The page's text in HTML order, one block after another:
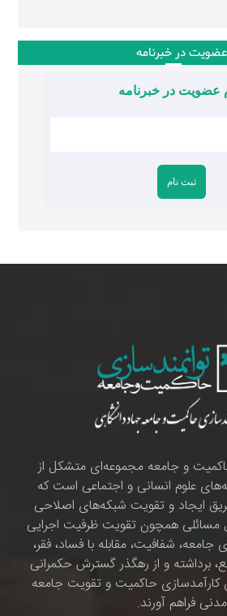
عضویت در خبرنامه
عضویت در خبرنامه
و جامعه مجموعه‌ای متشکل از
علوم انسانی و اجتماعی است که
ایجاد و تقویت شبکه‌های اصلاحی
مسائلی همچون تقویت ظرفیت اجرایی
شفافیت، مقابله با فساد، فقر،
برداشته و از رهگذر گسترش حکمرانی
کارآمدسازی حاکمیت و تقویت جامعه
مدنی فراهم آورند.